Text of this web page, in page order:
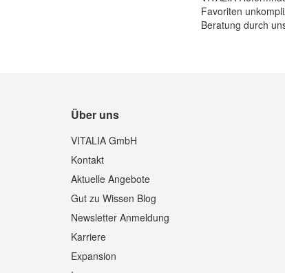
Favoriten
Beratung durch
Über uns
VITALIA GmbH
Kontakt
Aktuelle Angebote
Gut zu Wissen Blog
Newsletter Anmeldung
Karriere
Expansion